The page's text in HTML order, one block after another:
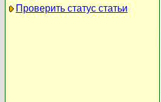
Проверить статус статьи